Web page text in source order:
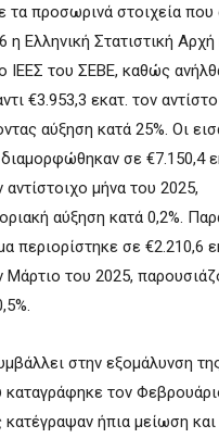
προσωρινά στοιχεία που
η Ελληνική Στατιστική Αρχή
ΙΕΕΣ του ΣΕΒΕ, καθώς
€3.953,3 εκατ. τον
αύξηση κατά 25%. Οι
σε €7.150,4
αντίστοιχο μήνα του 2025,
αύξηση κατά 0,2%.
περιορίστηκε σε €2.210,6
Μάρτιο του 2025,
στην εξομάλυνση
τον
κατέγραψαν ήπια μείωση και